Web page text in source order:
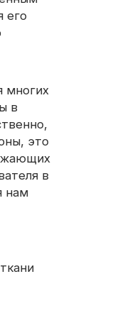
его
многих
в
это
в
нам